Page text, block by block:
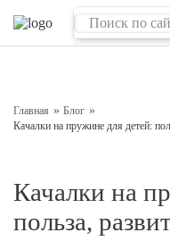
Главная
Блог
Качалки на пружине для детей:
Качалки на
польза,
Оставьте